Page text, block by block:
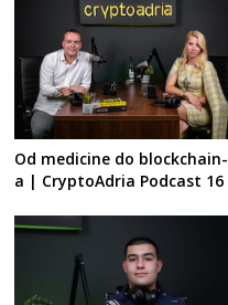
Od medicine do blockchain-
a | CryptoAdria Podcast 16